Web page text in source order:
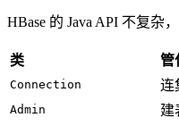
HBase 的 Java API 不复杂
类 管
Connection 连
Admin 建